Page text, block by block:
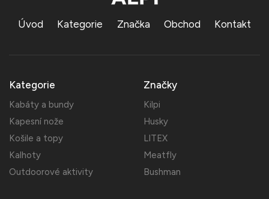
Úvod Kategorie Značka Obchod Kontakt
Kategorie
Kabáty a bundy
Kapesní nože
Košile a topy
Kalhoty
Outdoorové aktivity
Značky
Kilpi
Husky
LITEX
Meatfly
Bushman